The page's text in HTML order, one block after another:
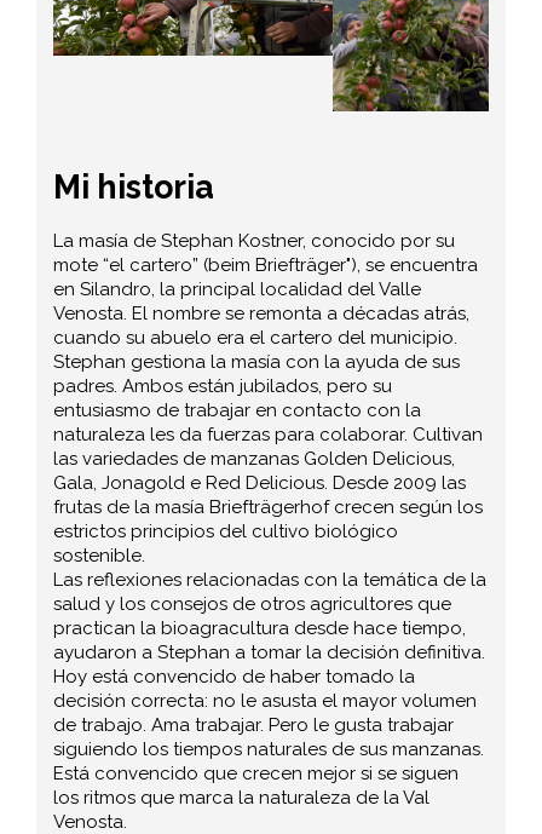
Mi historia
La masía de Stephan Kostner, conocido por su
mote “el cartero” (beim Briefträger"), se encuentra
en Silandro, la principal localidad del Valle
Venosta. El nombre se remonta a décadas atrás,
cuando su abuelo era el cartero del municipio.
Stephan gestiona la masía con la ayuda de sus
padres. Ambos están jubilados, pero su
entusiasmo de trabajar en contacto con la
naturaleza les da fuerzas para colaborar. Cultivan
las variedades de manzanas Golden Delicious,
Gala, Jonagold e Red Delicious. Desde 2009 las
frutas de la masía Briefträgerhof crecen según los
estrictos principios del cultivo biológico
sostenible.
Las reflexiones relacionadas con la temática de la
salud y los consejos de otros agricultores que
practican la bioagracultura desde hace tiempo,
ayudaron a Stephan a tomar la decisión definitiva.
Hoy está convencido de haber tomado la
decisión correcta: no le asusta el mayor volumen
de trabajo. Ama trabajar. Pero le gusta trabajar
siguiendo los tiempos naturales de sus manzanas.
Está convencido que crecen mejor si se siguen
los ritmos que marca la naturaleza de la Val
Venosta.